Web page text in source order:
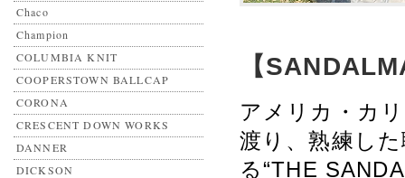
Chaco
Champion
COLUMBIA KNIT
COOPERSTOWN BALLCAP
CORONA
CRESCENT DOWN WORKS
DANNER
DICKSON
【
アメリカ・カ
渡り、熟練し
る“THE